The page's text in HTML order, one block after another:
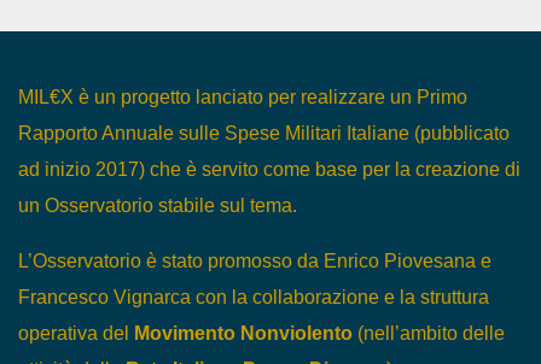
MIL€X è un progetto lanciato per realizzare un Primo
Rapporto Annuale sulle Spese Militari Italiane (pubblicato
ad inizio 2017) che è servito come base per la creazione di
un Osservatorio stabile sul tema.
L’Osservatorio è stato promosso da Enrico Piovesana e
Francesco Vignarca con la collaborazione e la struttura
operativa del
Movimento Nonviolento (nell’ambito delle